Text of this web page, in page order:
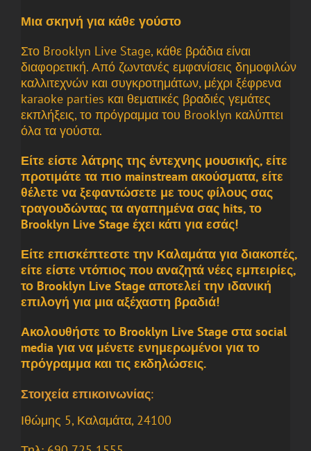
Μια σκηνή για κάθε γούστο
Στο Brooklyn Live Stage, κάθε βράδια είναι
διαφορετική. Από ζωντανές εμφανίσεις δημοφιλών
καλλιτεχνών και συγκροτημάτων, μέχρι ξέφρενα
karaoke parties και θεματικές βραδιές γεμάτες
εκπλήξεις, το πρόγραμμα του Brooklyn καλύπτει
όλα τα γούστα.
Είτε είστε λάτρης της έντεχνης μουσικής, είτε
προτιμάτε τα πιο mainstream ακούσματα, είτε
θέλετε να ξεφαντώσετε με τους φίλους σας
τραγουδώντας τα αγαπημένα σας hits, το
Brooklyn Live Stage έχει κάτι για εσάς!
Είτε επισκέπτεστε την Καλαμάτα για διακοπές,
είτε είστε ντόπιος που αναζητά νέες εμπειρίες,
το Brooklyn Live Stage αποτελεί την ιδανική
επιλογή για μια αξέχαστη βραδιά!
Ακολουθήστε το Brooklyn Live Stage στα social
media για να μένετε ενημερωμένοι για το
πρόγραμμα και τις εκδηλώσεις.
Στοιχεία επικοινωνίας:
Ιθώμης 5, Καλαμάτα, 24100